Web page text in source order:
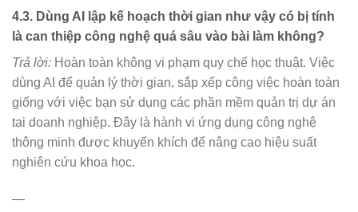
4.3. Dùng AI lập kế hoạch thời gian như vậy có bị tính
là can thiệp công nghệ quá sâu vào bài làm không?
Trả lời: Hoàn toàn không vi phạm quy chế học thuật. Việc
dùng AI để quản lý thời gian, sắp xếp công việc hoàn toàn
giống với việc bạn sử dụng các phần mềm quản trị dự án
tại doanh nghiệp. Đây là hành vi ứng dụng công nghệ
thông minh được khuyến khích để nâng cao hiệu suất
nghiên cứu khoa học.
—